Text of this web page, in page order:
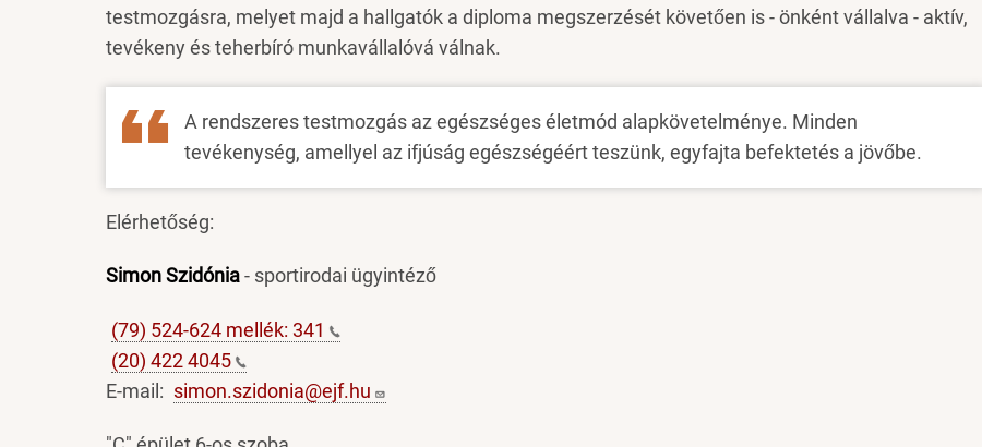
testmozgásra, melyet majd a hallgatók a diploma megszerzését követően is - önként vállalva - aktív,
tevékeny és teherbíró munkavállalóvá válnak.
A rendszeres testmozgás az egészséges életmód alapkövetelménye. Minden
tevékenység, amellyel az ifjúság egészségéért teszünk, egyfajta befektetés a jövőbe.
Elérhetőség:
Simon Szidónia- sportirodai ügyintéző
(79) 524-624 mellék: 341
(20) 4224045
E-mail: simon.szidonia@ejf.hu